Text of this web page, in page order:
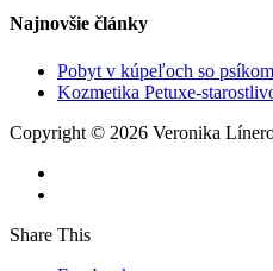
Najnovšie články
Pobyt v kúpeľoch so
Kozmetika Petuxe-
Copyright © 2026 Veronika
Share This